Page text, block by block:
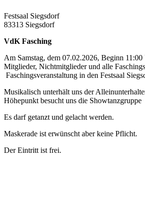
Festsaal Siegsdorf
83313 Siegsdorf
VdK Fasching
Am Samstag, dem 07.02.2026, Beginn
Mitglieder, Nichtmitglieder und alle
Faschingsveranstaltung in den Festsaal
Musikalisch unterhält uns der
Höhepunkt besucht uns die Showtanzgruppe
Es darf getanzt und gelacht werden.
Maskerade ist erwünscht aber keine Pflicht.
Der Eintritt ist frei.